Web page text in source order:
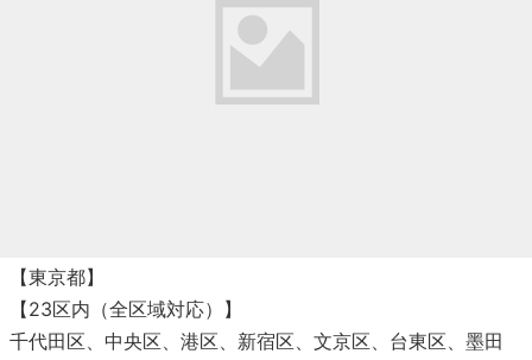
【東京都】
【23区内（全区域対応）】
千代田区、中央区、港区、新宿区、文京区、台東区、墨田